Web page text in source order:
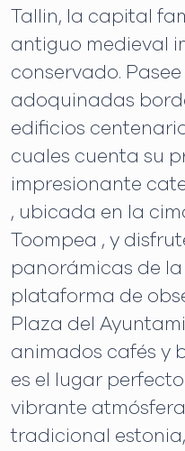
Tallin, la capital
antiguo medieval
conservado.
adoquinadas
edificios
cuales cuenta su
impresionante
, ubicada en la
Toompea , y
panorámicas de
plataforma de
Plaza del
animados cafés y
es el lugar
vibrante
tradicional